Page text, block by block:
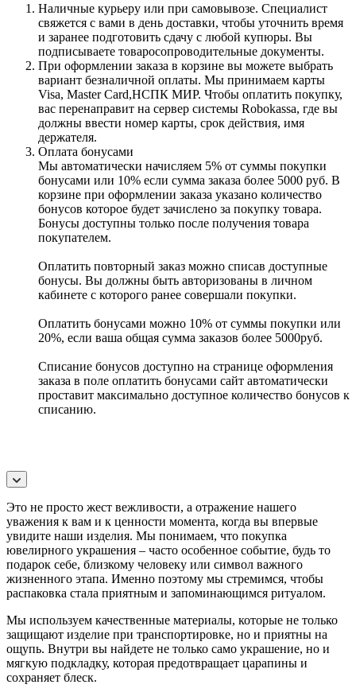
Наличные курьеру или при самовывозе. Специалист
свяжется с вами в день доставки, чтобы уточнить время
и заранее подготовить сдачу с любой купюры. Вы
подписываете товаросопроводительные документы.
При оформлении заказа в корзине вы можете выбрать
вариант безналичной оплаты. Мы принимаем карты
Visa, Master Card,НСПК МИР. Чтобы оплатить покупку,
вас перенаправит на сервер системы Robokassa, где вы
должны ввести номер карты, срок действия, имя
держателя.
Оплата бонусами
Мы автоматически начисляем 5% от суммы покупки
бонусами или 10% если сумма заказа более 5000 руб. В
корзине при оформлении заказа указано количество
бонусов которое будет зачислено за покупку товара.
Бонусы доступны только после получения товара
покупателем.
Оплатить повторный заказ можно списав доступные
бонусы. Вы должны быть авторизованы в личном
кабинете с которого ранее совершали покупки.
Оплатить бонусами можно 10% от суммы покупки или
20%, если ваша общая сумма заказов более 5000руб.
Списание бонусов доступно на странице оформления
заказа в поле оплатить бонусами сайт автоматически
проставит максимально доступное количество бонусов к
списанию.
Это не просто жест вежливости, а отражение нашего
уважения к вам и к ценности момента, когда вы впервые
увидите наши изделия. Мы понимаем, что покупка
ювелирного украшения – часто особенное событие, будь то
подарок себе, близкому человеку или символ важного
жизненного этапа. Именно поэтому мы стремимся, чтобы
распаковка стала приятным и запоминающимся ритуалом.
Мы используем качественные материалы, которые не только
защищают изделие при транспортировке, но и приятны на
ощупь. Внутри вы найдете не только само украшение, но и
мягкую подкладку, которая предотвращает царапины и
сохраняет блеск.